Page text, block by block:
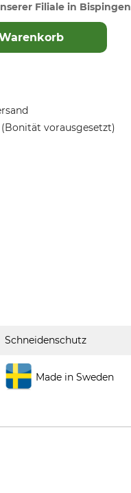
Filiale in Bispingen
vorausgesetzt)
Schneidenschutz
Made in Sweden